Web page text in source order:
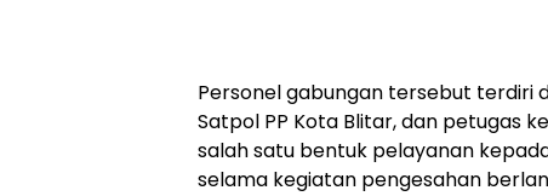
Personel gabungan tersebut terdiri
Satpol PP Kota Blitar, dan petugas
salah satu bentuk pelayanan
selama kegiatan pengesahan